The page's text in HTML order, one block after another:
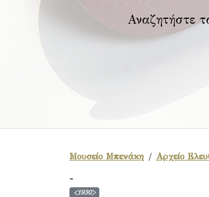
Αναζητήστε
Μουσείο Μπενάκη Αρχείο
-
<1930>